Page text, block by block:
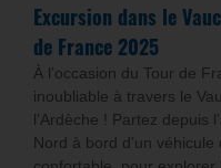
Excursion dans le
de France 2025
À l’occasion du Tour de
inoubliable à travers le
l’Ardèche ! Partez depuis
Nord à bord d’un